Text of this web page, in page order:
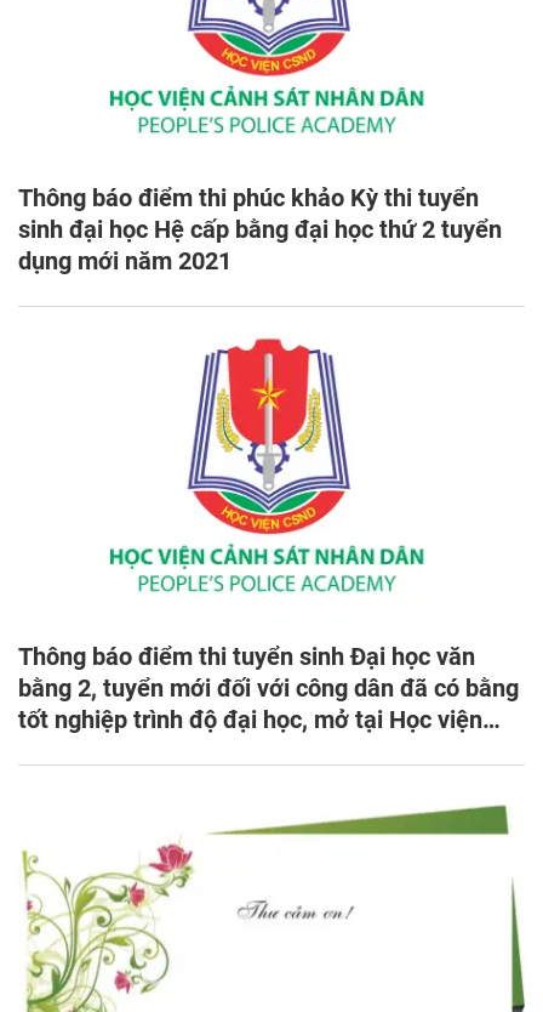
Thông báo điểm thi phúc khảo Kỳ thi tuyển
sinh đại học Hệ cấp bằng đại học thứ 2 tuyển
dụng mới năm 2021
Thông báo điểm thi tuyển sinh Đại học văn
bằng 2, tuyển mới đối với công dân đã có bằng
tốt nghiệp trình độ đại học, mở tại Học viện